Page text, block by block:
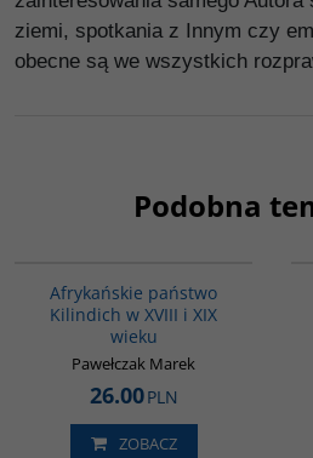
ziemi, spotkania z Innym czy
obecne są we wszystkich
Podobna
Afrykańskie państwo
Kilindich w XVIII i XIX
wieku
Pawełczak Marek
26.00PLN
ZOBACZ